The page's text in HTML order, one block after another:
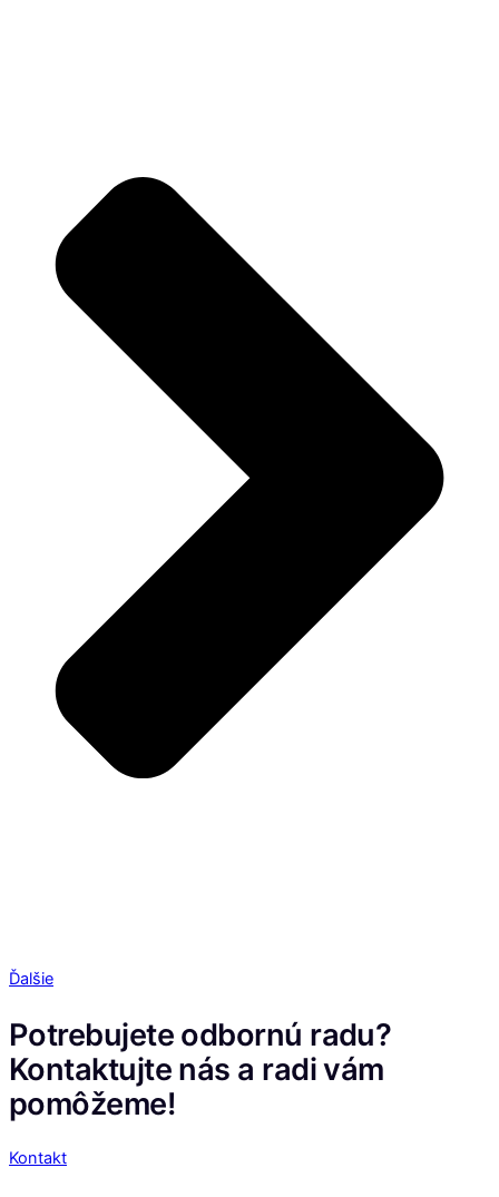
Ďalšie
Potrebujete odbornú radu?
Kontaktujte nás a radi vám
pomôžeme!
Kontakt